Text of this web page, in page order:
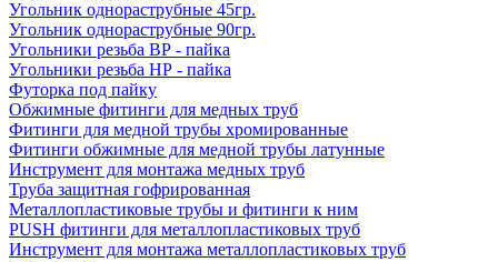
Угольник однораструбные 45гр.
Угольник однораструбные 90гр.
Угольники резьба ВР - пайка
Угольники резьба НР - пайка
Футорка под пайку
Обжимные фитинги для медных труб
Фитинги для медной трубы хромированные
Фитинги обжимные для медной трубы латунные
Инструмент для монтажа медных труб
Труба защитная гофрированная
Металлопластиковые трубы и фитинги к ним
PUSH фитинги для металлопластиковых труб
Инструмент для монтажа металлопластиковых труб